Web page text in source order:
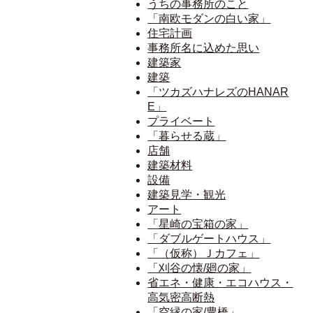
うちの事務所のこと
「南欧モダンの白い家」
住宅計画
事務所名に込めた思い
建築家
建築
「ツカズハナレズのHANAR
E」
プライベート
「暮らせる蔵」
店舗
建築材料
設備
建築見学・観光
アート
「星崎の宝箱の家」
「ダブルゲートハウス」
「（仮称）Ｊカフェ」
「刈谷の懐/廻の家」
省エネ・健康・エコハウス・
高気密高断熱